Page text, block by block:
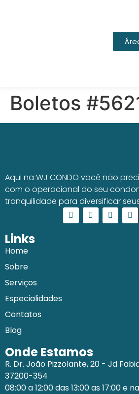
Boletos
Aqui na WJ CONDO você não
com o operacional do seu
tranquilidade para diversificar
Links
Home
Sobre
Serviços
Especialidades
Contatos
Blog
Onde Estamos
R. Dr. João Pizzolante, 20 - Jd
37200-354
08:00 a 12:00 das 13:00 as 17:00 e